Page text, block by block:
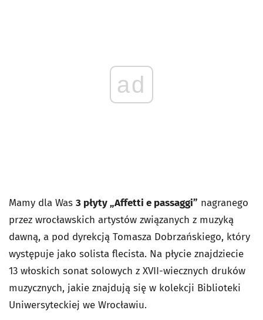
ad
Mamy dla Was 3 płyty „Affetti e passaggi” nagranego
przez wrocławskich artystów związanych z muzyką
dawną, a pod dyrekcją Tomasza Dobrzańskiego, który
występuje jako solista flecista. Na płycie znajdziecie
13 włoskich sonat solowych z XVII-wiecznych druków
muzycznych, jakie znajdują się w kolekcji Biblioteki
Uniwersyteckiej we Wrocławiu.